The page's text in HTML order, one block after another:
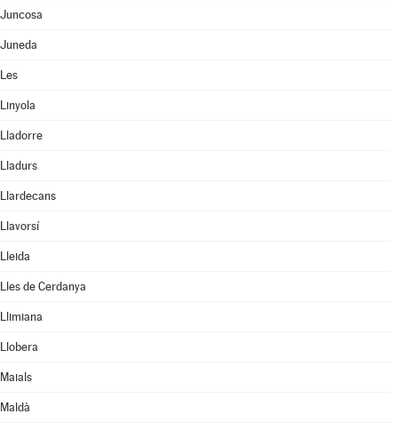
Juncosa
Juneda
Les
Linyola
Lladorre
Lladurs
Llardecans
Llavorsí
Lleida
Lles de Cerdanya
Llimiana
Llobera
Maials
Maldà